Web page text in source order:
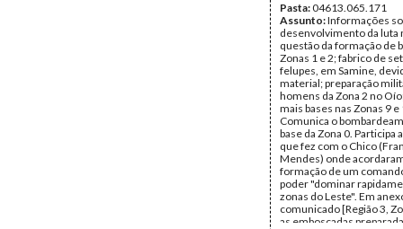
Pasta:04613.065.171
Assunto:Informações
desenvolvimento da luta
questão da formação de
Zonas 1 e 2; fabrico de
felupes, em Samine,
material; preparação
homens da Zona 2 no
mais bases nas Zonas 9 e
Comunica o
base da Zona 0. Participa
que fez com o Chico
Mendes) onde
formação de um
poder "dominar
zonas do Leste". Em
comunicado [Região 3,
as emboscadas